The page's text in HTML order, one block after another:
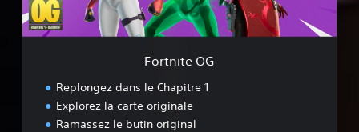
Fortnite OG
Replongez dans le Chapitre 1
Explorez la carte originale
Ramassez le butin original